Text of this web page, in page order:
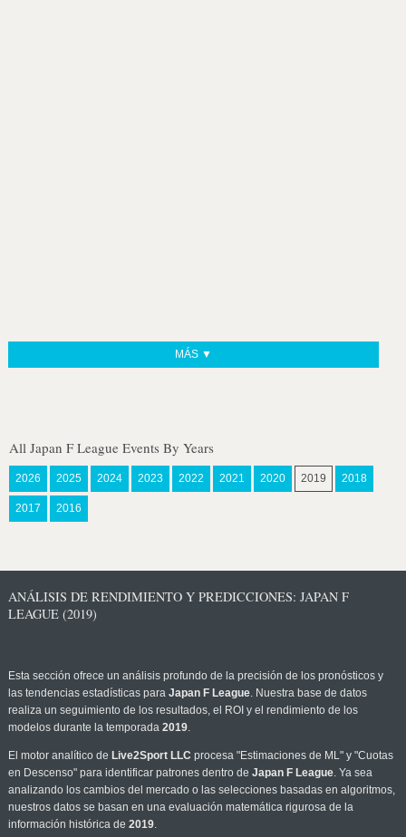
MÁS ▼
All Japan F League Events By Years
2026 2025 2024 2023 2022 2021 2020 2019 2018
2017 2016
ANÁLISIS DE RENDIMIENTO Y PREDICCIONES: JAPAN F
LEAGUE (2019)
Esta sección ofrece un análisis profundo de la precisión de los pronósticos y
las tendencias estadísticas para Japan F League. Nuestra base de datos
realiza un seguimiento de los resultados, el ROI y el rendimiento de los
modelos durante la temporada 2019.
El motor analítico de Live2Sport LLC procesa "Estimaciones de ML" y "Cuotas
en Descenso" para identificar patrones dentro de Japan F League. Ya sea
analizando los cambios del mercado o las selecciones basadas en algoritmos,
nuestros datos se basan en una evaluación matemática rigurosa de la
información histórica de 2019.